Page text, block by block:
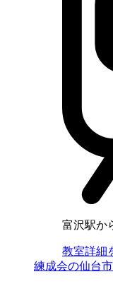
富沢駅か
教室詳細
練成会の仙台